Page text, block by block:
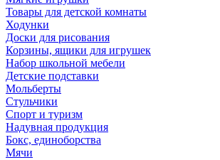
Товары для детской комнаты
Ходунки
Доски для рисования
Корзины, ящики для игрушек
Набор школьной мебели
Детские подставки
Мольберты
Стульчики
Спорт и туризм
Надувная продукция
Бокс, единоборства
Мячи